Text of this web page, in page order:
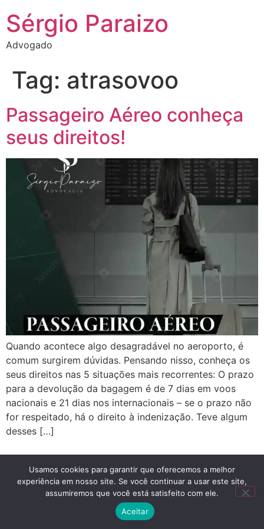
Sérgio Paraizo
Advogado
Tag: atrasovoo
Passageiro Aéreo conheça
seus direitos!
Quando acontece algo desagradável no aeroporto, é
comum surgirem dúvidas. Pensando nisso, conheça os
seus direitos nas 5 situações mais recorrentes: O prazo
para a devolução da bagagem é de 7 dias em voos
nacionais e 21 dias nos internacionais – se o prazo não
for respeitado, há o direito à indenização. Teve algum
desses […]
Todos os direitos reservados
Usamos cookies para garantir que oferecemos a melhor
experiência em nosso site. Se você continuar a usar este site,
assumiremos que você está satisfeito com ele.
Aceitar